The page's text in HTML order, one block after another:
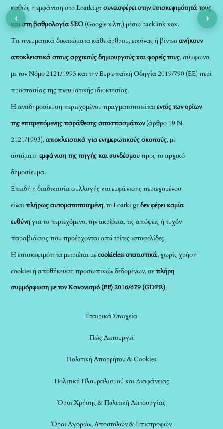
καθώς η εμφάνιση στο Loatki.grσυνεισφέρει στην επισκεψιμότητά τους
και στη βαθμολογία SEO (Google κ.λπ.) μέσω backlink κοκ.
Τα πνευματικά δικαιώματα κάθε άρθρου, εικόνας ή βίντεοανήκουν
αποκλειστικά στους αρχικούς δημιουργούς και φορείς τους, σύμφωνα
με τον Νόμο 2121/1993 και την Ευρωπαϊκή Οδηγία 2019/790 (ΕΕ) περί
προστασίας της πνευματικής ιδιοκτησίας.
Η αναδημοσίευση περιεχομένου πραγματοποιείταιεντός των ορίων
της επιτρεπόμενης παράθεσης αποσπασμάτων(άρθρο 19 Ν.
2121/1993),αποκλειστικά για ενημερωτικούς σκοπούς, με
αυτόματηεμφάνιση της πηγής και συνδέσμουπρος το αρχικό
δημοσίευμα.
Επειδή η διαδικασία συλλογής και εμφάνισης περιεχομένου
είναιπλήρως αυτοματοποιημένη, το Loatki.grδεν φέρει καμία
ευθύνηγια το περιεχόμενο, την ακρίβεια, τις απόψεις ή τυχόν
παραβιάσεις που προέρχονται από τρίτες ιστοσελίδες.
Η επισκεψιμότητα μετριέται μεcookieless στατιστικά, χωρίς χρήση
cookies ή αποθήκευση προσωπικών δεδομένων, σεπλήρη
συμμόρφωση με τον Κανονισμό (ΕΕ) 2016/679 (GDPR).
Εταιρικά Στοιχεία
Πώς Λειτουργεί
Πολιτική Απορρήτου & Cookies
Πολιτική Πλουραλισμού και Διαφάνειας
Όροι Χρήσης & Πολιτική Λειτουργίας
Όροι Αγορών, Αποστολών & Επιστροφών
‹ ›